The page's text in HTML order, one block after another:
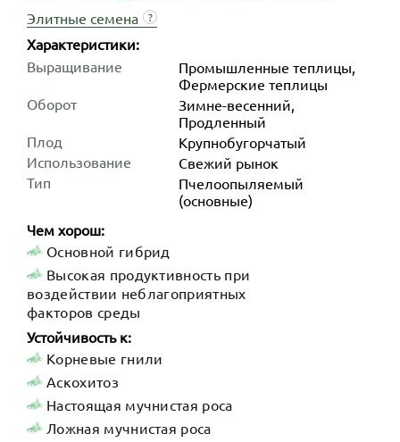
Элитные семена
?
Характеристики:
Выращивание
Промышленные теплицы,
Фермерские теплицы
Оборот
Зимне-весенний,
Продленный
Плод
Крупнобугорчатый
Использование
Свежий рынок
Тип
Пчелоопыляемый
(основные)
Чем хорош:
Основной гибрид
Высокая продуктивность при
воздействии неблагоприятных
факторов среды
Устойчивость к:
Корневые гнили
Аскохитоз
Настоящая мучнистая роса
Ложная мучнистая роса